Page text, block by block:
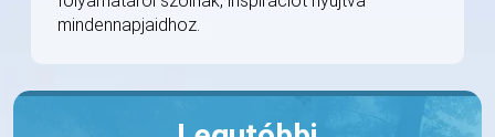
mindennapjaidhoz.